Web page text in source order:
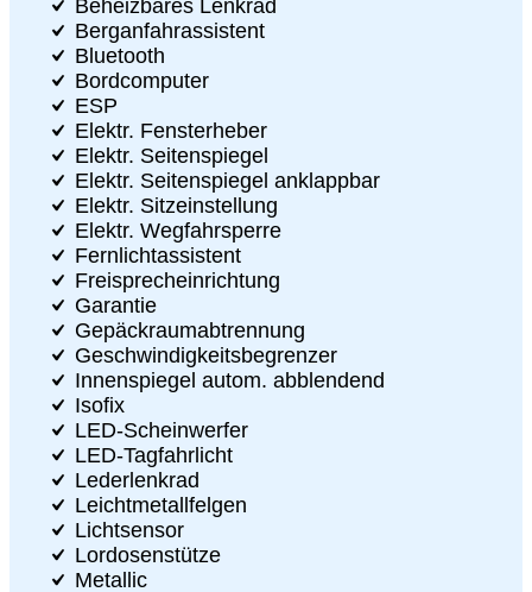
Beheizbares Lenkrad
Berganfahrassistent
Bluetooth
Bordcomputer
ESP
Elektr. Fensterheber
Elektr. Seitenspiegel
Elektr. Seitenspiegel anklappbar
Elektr. Sitzeinstellung
Elektr. Wegfahrsperre
Fernlichtassistent
Freisprecheinrichtung
Garantie
Gepäckraumabtrennung
Geschwindigkeitsbegrenzer
Innenspiegel autom. abblendend
Isofix
LED-Scheinwerfer
LED-Tagfahrlicht
Lederlenkrad
Leichtmetallfelgen
Lichtsensor
Lordosenstütze
Metallic